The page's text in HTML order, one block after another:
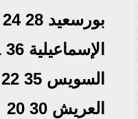
بورسعيد 28 24
الإسماعيلية 36 21
السويس 35 22
العريش 30 20